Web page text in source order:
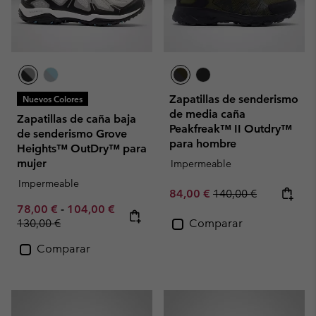
Nuevos Colores
Zapatillas de caña baja
de senderismo Grove
Heights™ OutDry™ para
mujer
Impermeable
Minimum sale price:
78,00 € - Maximum sale price:
104,00 € Regular price:
130,00 €
Comparar
Zapatillas de senderismo
de media caña
Peakfreak™ II Outdry™
para hombre
Impermeable
Sale price:
84,00 € Regular price:
140,00 €
Comparar